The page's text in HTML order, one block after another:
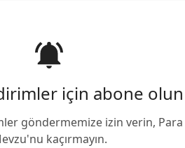
için abone olun
göndermemize izin verin, Para
kaçırmayın.